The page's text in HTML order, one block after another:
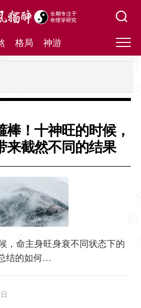
格局 神游
棒！十神旺的时候，
来截然不同的结果
，命主身旺身衰不同状态下的
结的如何…